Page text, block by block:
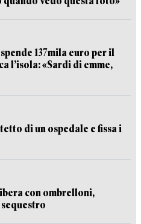
137mila euro per il
l’isola: «Sardi di emme,
di un ospedale e fissa i
con ombrelloni,